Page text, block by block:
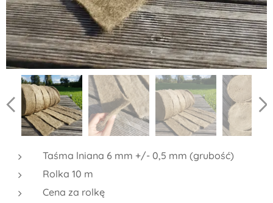
Taśma lniana 6 mm +/- 0,5 mm (grubość)
Rolka 10 m
Cena za rolkę